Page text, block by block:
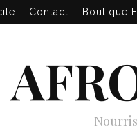
Contact Boutique